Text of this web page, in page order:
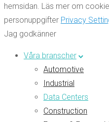
hemsidan. Läs mer om
personuppgifter Privacy
Jag godkänner
Våra branscher
Automotive
Industrial
Data Centers
Construction